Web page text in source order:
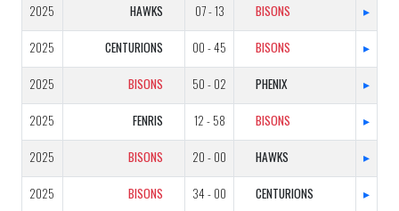
2025 HAWKS 07 - 13 BISONS ▸
2025 CENTURIONS 00 - 45 BISONS ▸
2025 BISONS 50 - 02 PHENIX ▸
2025 FENRIS 12 - 58 BISONS ▸
2025 BISONS 20 - 00 HAWKS ▸
2025 BISONS 34 - 00 CENTURIONS ▸